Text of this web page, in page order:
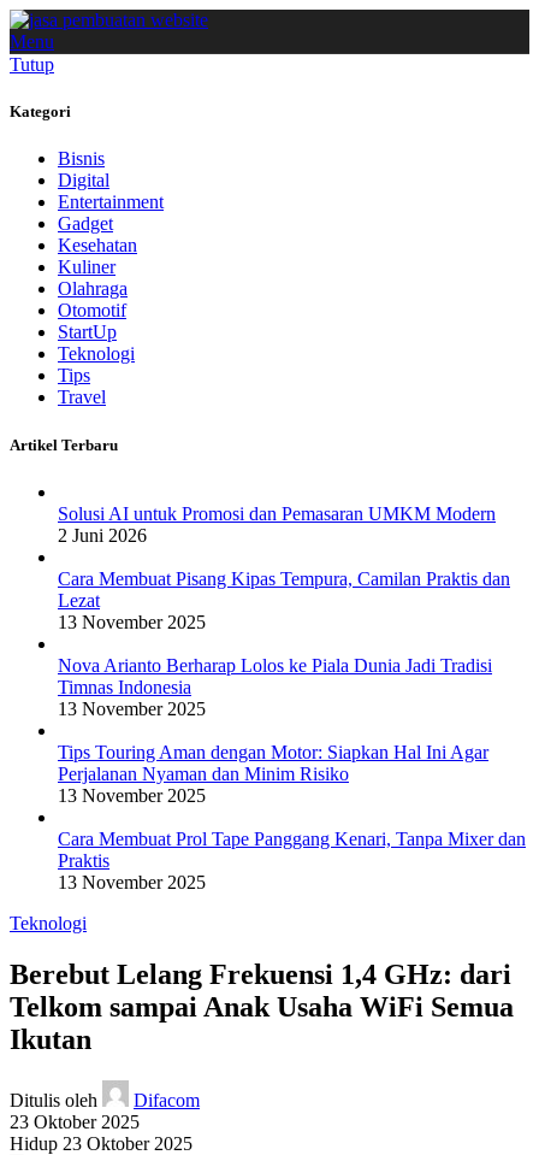
Menu
Tutup
Kategori
Bisnis
Digital
Entertainment
Gadget
Kesehatan
Kuliner
Olahraga
Otomotif
StartUp
Teknologi
Tips
Travel
Artikel Terbaru
Solusi AI untuk Promosi dan Pemasaran UMKM Modern
2 Juni 2026
Cara Membuat Pisang Kipas Tempura, Camilan Praktis dan
Lezat
13 November 2025
Nova Arianto Berharap Lolos ke Piala Dunia Jadi Tradisi
Timnas Indonesia
13 November 2025
Tips Touring Aman dengan Motor: Siapkan Hal Ini Agar
Perjalanan Nyaman dan Minim Risiko
13 November 2025
Cara Membuat Prol Tape Panggang Kenari, Tanpa Mixer dan
Praktis
13 November 2025
Teknologi
Berebut Lelang Frekuensi 1,4 GHz: dari
Telkom sampai Anak Usaha WiFi Semua
Ikutan
Ditulis oleh
Difacom
23 Oktober 2025
Hidup 23 Oktober 2025